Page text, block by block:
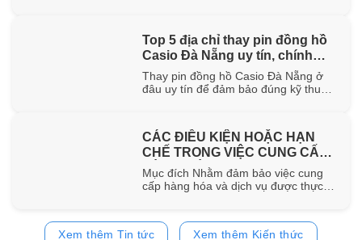
bên trong đồng hồ. Trong bài viết này,
WatchStore sẽ hướng dẫn chi tiết các
phương pháp sạc bằng ánh sáng mặt
trời, ánh [...]
Top 5 địa chỉ thay pin đồng hồ
Casio Đà Nẵng uy tín, chính
hãng
Thay pin đồng hồ Casio Đà Nẵng ở
đâu uy tín để đảm bảo đúng kỹ thuật
thay pin Casio đáng tin cậy tại Đà
Nẵng, đồng thời chia sẻ quy trình
thay pin và bảng giá tham [...]
CÁC ĐIỀU KIỆN HOẶC HẠN
CHẾ TRONG VIỆC CUNG CẤP
HÀNG HÓA, DỊCH VỤ
Mục đích Nhằm đảm bảo việc cung
cấp hàng hóa và dịch vụ được thực
khách hàng, website
Xem thêm Tin tức Xem thêm Kiến thức